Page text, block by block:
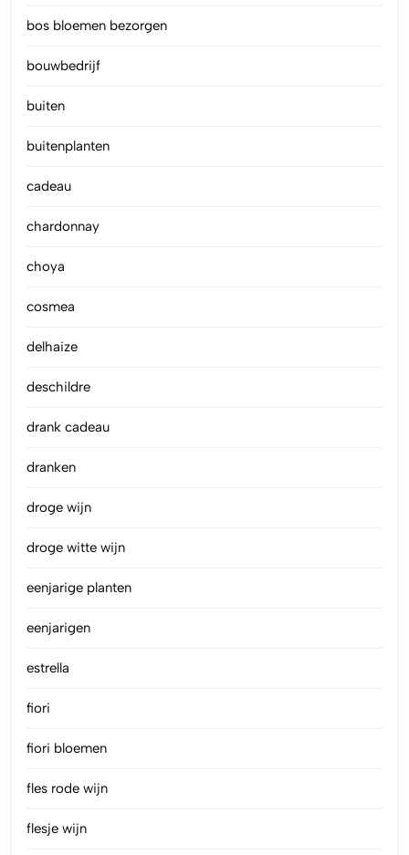
bos bloemen bezorgen
bouwbedrijf
buiten
buitenplanten
cadeau
chardonnay
choya
cosmea
delhaize
deschildre
drank cadeau
dranken
droge wijn
droge witte wijn
eenjarige planten
eenjarigen
estrella
fiori
fiori bloemen
fles rode wijn
flesje wijn